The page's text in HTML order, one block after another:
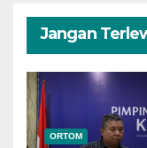
Jangan
ORTOM